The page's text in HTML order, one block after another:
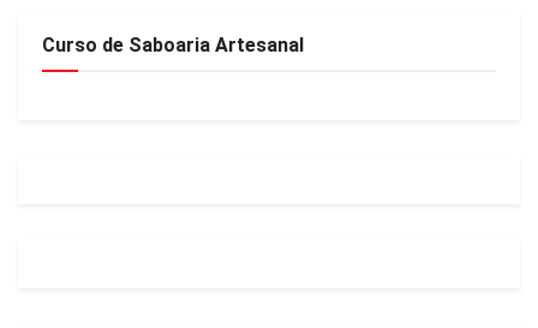
Curso de Saboaria Artesanal